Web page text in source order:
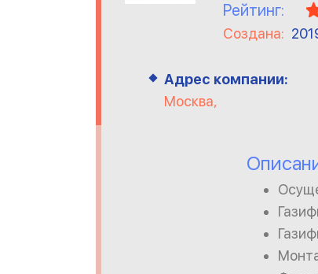
Рейтинг:
Создана:
Адрес компании:
Москва,